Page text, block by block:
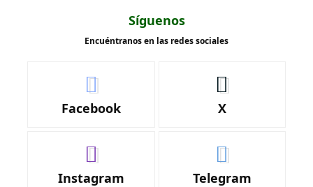
Síguenos
Encuéntranos en las redes sociales
Facebook X
Instagram Telegram